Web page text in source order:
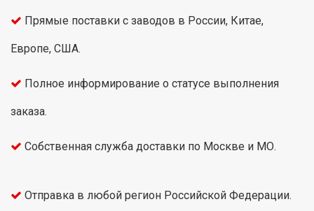
Прямые поставки с заводов в России, Китае,
Европе, США.
Полное информирование о статусе выполнения
заказа.
Собственная служба доставки по Москве и МО.
Отправка в любой регион Российской Федерации.